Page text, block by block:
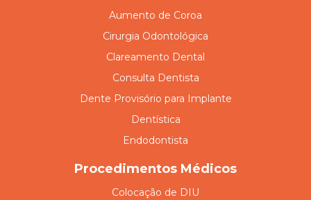
Aumento de Coroa
Cirurgia Odontológica
Clareamento Dental
Consulta Dentista
Dente Provisório para Implante
Dentística
Endodontista
Procedimentos Médicos
Colocação de DIU